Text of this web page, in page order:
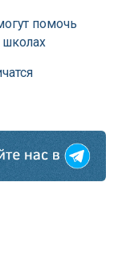
помочь
школах